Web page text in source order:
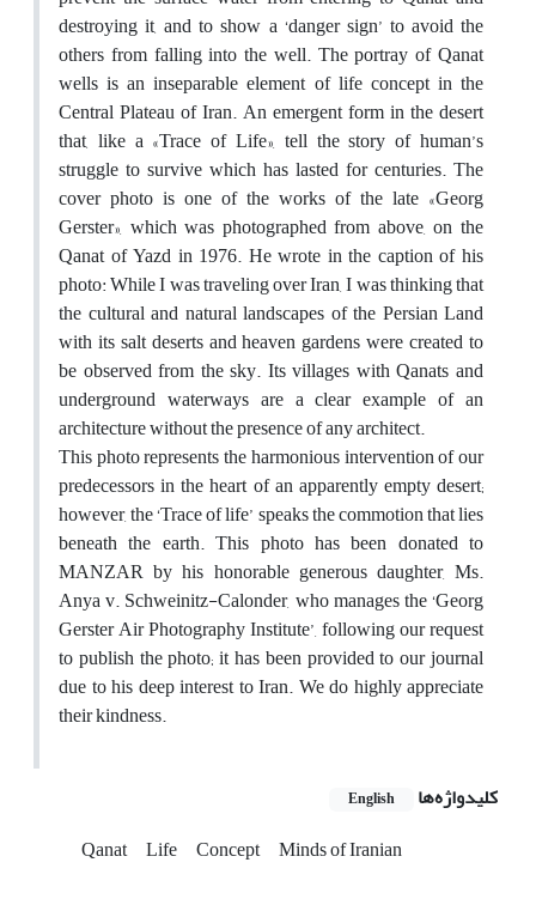
destroying it, and to show a ‘danger sign’ to avoid the
others from falling into the well. The portray of Qanat
wells is an inseparable element of life concept in the
Central Plateau of Iran. An emergent form in the desert
that, like a «Trace of Life», tell the story of human’s
struggle to survive which has lasted for centuries. The
cover photo is one of the works of the late «Georg
Gerster», which was photographed from above, on the
Qanat of Yazd in 1976. He wrote in the caption of his
photo: While I was traveling over Iran, I was thinking that
the cultural and natural landscapes of the Persian Land
with its salt deserts and heaven gardens were created to
be observed from the sky. Its villages with Qanats and
underground waterways are a clear example of an
architecture without the presence of any architect.
This photo represents the harmonious intervention of our
predecessors in the heart of an apparently empty desert;
however, the ‘Trace of life’ speaks the commotion that lies
beneath the earth. This photo has been donated to
MANZAR by his honorable generous daughter, Ms.
Anya v. Schweinitz-Calonder, who manages the ‘Georg
Gerster Air Photography Institute’, following our request
to publish the photo; it has been provided to our journal
due to his deep interest to Iran. We do highly appreciate
their kindness.
کلیدواژه‌ها English
Qanat Life Concept Minds of Iranian